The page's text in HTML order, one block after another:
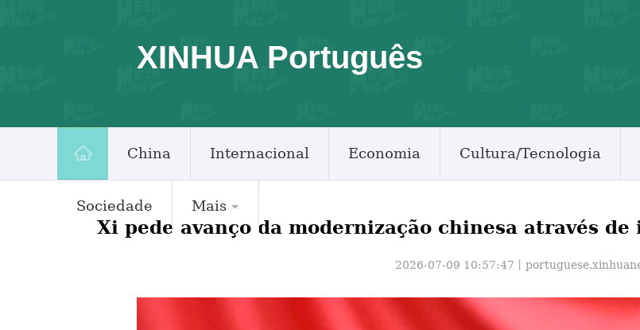
XINHUA Português
China Internacional Economia Cultura/Tecnologia
Sociedade Mais
Xi pede avanço da modernização chinesa através
2026-07-09 10:57:47丨